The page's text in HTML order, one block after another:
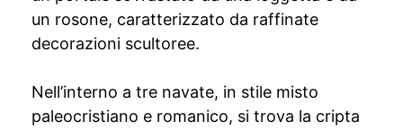
un rosone, caratterizzato da raffinate
decorazioni scultoree.
Nell’interno a tre navate, in stile misto
paleocristiano e romanico, si trova la cripta